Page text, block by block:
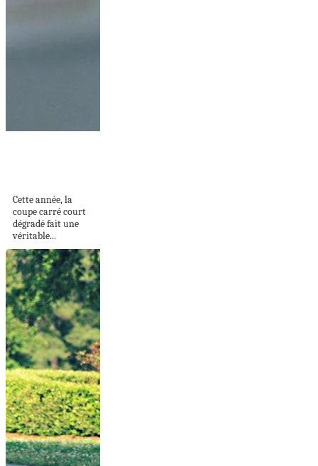
Cette année, la
coupe carré court
dégradé fait une
véritable...